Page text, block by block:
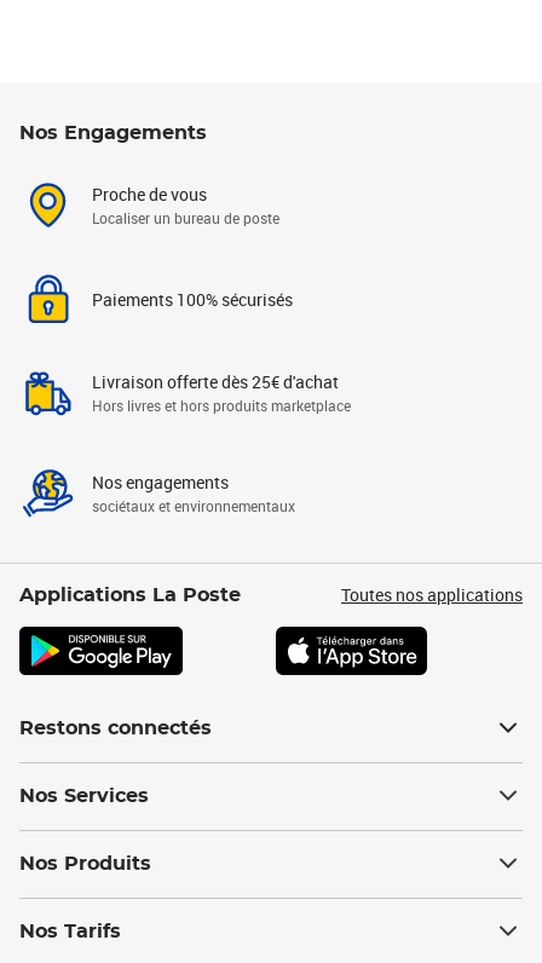
Nos Engagements
Proche de vous
Localiser un bureau de poste
Paiements 100% sécurisés
Livraison offerte dès 25€ d'achat
Hors livres et hors produits marketplace
Nos engagements
sociétaux et environnementaux
Applications La Poste Toutes nos applications
Restons connectés
Nos Services
Nos Produits
Nos Tarifs